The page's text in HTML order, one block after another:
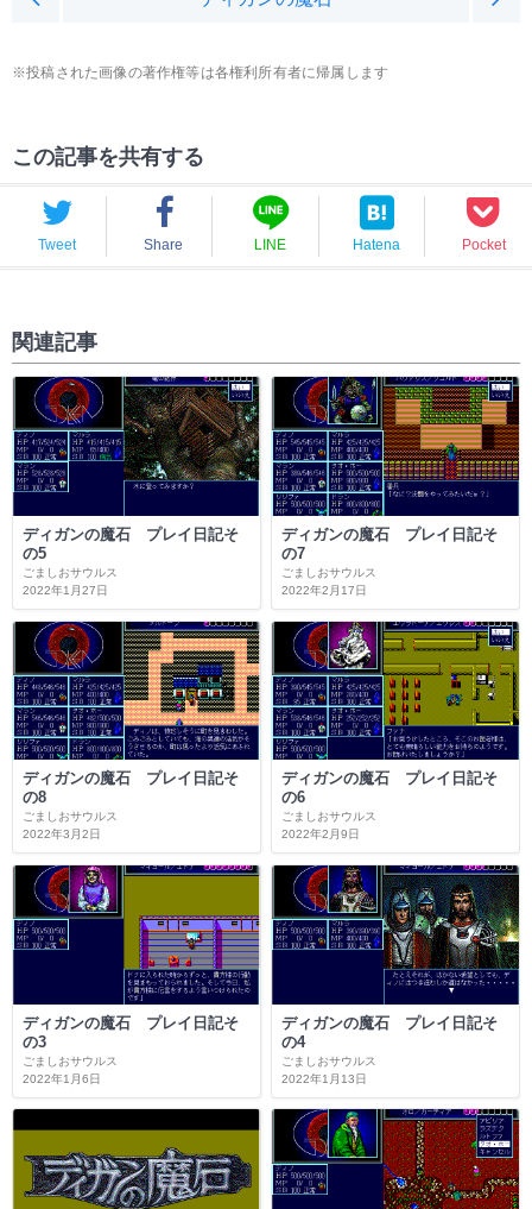
※投稿された画像の著作権等は各権利所有者に帰属します
この記事を共有する
Tweet Share LINE Hatena Pocket
関連記事
ディガンの魔石 プレイ日記そ
の5
ごましおサウルス
2022年1月27日
ディガンの魔石 プレイ日記そ
の7
ごましおサウルス
2022年2月17日
ディガンの魔石 プレイ日記そ
の8
ごましおサウルス
2022年3月2日
ディガンの魔石 プレイ日記そ
の6
ごましおサウルス
2022年2月9日
ディガンの魔石 プレイ日記そ
の3
ごましおサウルス
2022年1月6日
ディガンの魔石 プレイ日記そ
の4
ごましおサウルス
2022年1月13日